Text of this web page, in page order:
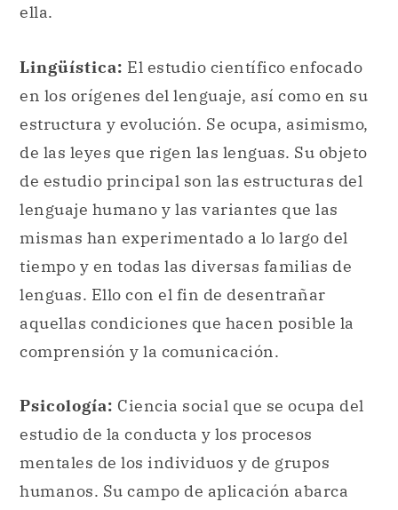
estructura y evolución. Se ocupa, asimismo,
de estudio principal son las estructuras del
lenguaje humano y las variantes que las
mismas han experimentado a lo largo del
tiempo y en todas las diversas familias de
lenguas. Ello con el fin de desentrañar
aquellas condiciones que hacen posible la
comprensión y la comunicación.
Psicología:Ciencia social que se ocupa del
estudio de la conducta y los procesos
mentales de los individuos y de grupos
todos los aspectos de la experiencia humana,
y lo hace, dependiendo de su enfoque, para
fines tanto deinvestigación, como docentes
y laborales. Dentro del marco amplio de la